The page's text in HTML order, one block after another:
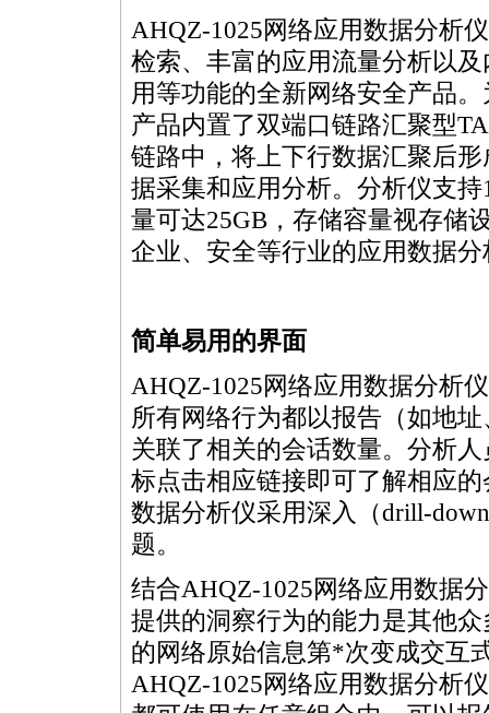
AHQZ-1025网络应用数据分析
检索、丰富的应用流量分析以
用等功能的全新网络安全产品
产品内置了双端口链路汇聚型
链路中，将上下行数据汇聚后
据采集和应用分析。分析仪支
量可达25GB，存储容量视存储
企业、安全等行业的应用数据
简单易用的界面
AHQZ-1025网络应用数据分析
所有网络行为都以报告（如地
关联了相关的会话数量。分析
标点击相应链接即可了解相应
数据分析仪采用深入（drill-
题。
结合AHQZ-1025网络应用数据
提供的洞察行为的能力是其他
的网络原始信息第*次变成交互
AHQZ-1025网络应用数据分析